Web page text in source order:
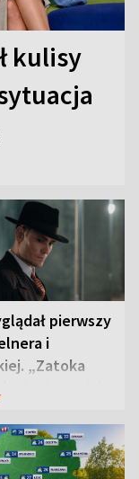
kulisy
pierwszy
i
„Zatoka
od razu ich